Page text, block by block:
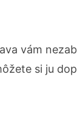
vám
si ju